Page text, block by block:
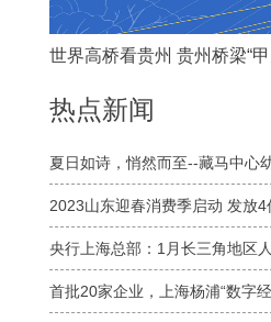
世界高桥看贵州 贵州桥梁“甲
热点新闻
夏日如诗，悄然而至--藏马中心
2023山东迎春消费季启动 发放4
央行上海总部：1月长三角地区
首批20家企业，上海杨浦“数字